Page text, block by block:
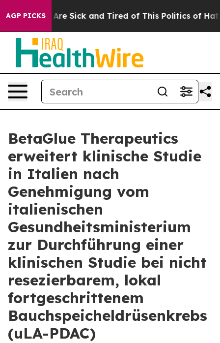
AGP PICKSAre Sick and Tired of This Politics of Hatred”
BetaGlue Therapeutics
erweitert klinische Studie
in Italien nach
Genehmigung vom
italienischen
Gesundheitsministerium
zur Durchführung einer
klinischen Studie bei nicht
resezierbarem, lokal
fortgeschrittenem
Bauchspeicheldrüsenkrebs
(uLA-PDAC)